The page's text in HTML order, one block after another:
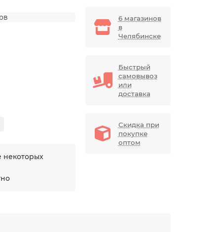
некоторых
6 магазинов
в
Челябинске
Быстрый
самовывоз
или
доставка
Скидка при
покупке
оптом